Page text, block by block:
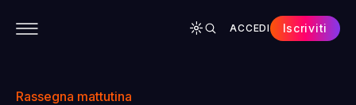
ACCEDI Iscriviti
Rassegna mattutina